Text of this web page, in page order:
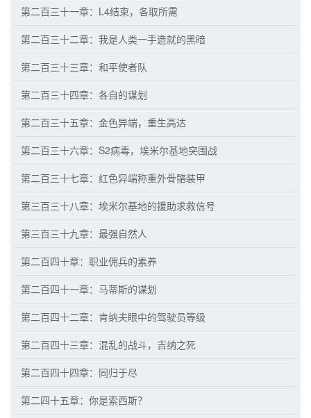
第二百三十一章：L4结束，各取所需
第二百三十二章：我是人类一手造就的黑暗
第二百三十三章：和平使者队
第二百三十四章：各自的谋划
第二百三十五章：金色异端，重生高达
第二百三十六章：S2病毒，埃米尔基地突围战
第二百三十七章：红色异端称重外骨骼装甲
第三百三十八章：埃米尔基地的援助求救信号
第三百三十九章：最强自然人
第二百四十章：职业佣兵的素养
第二百四十一章：马蒂斯的谋划
第二百四十二章：肯纳夫眼中的驾驶员等级
第二百四十三章：混乱的战斗，吉纳之死
第二百四十四章：同归于尽
第二四十五章：你是索西斯？